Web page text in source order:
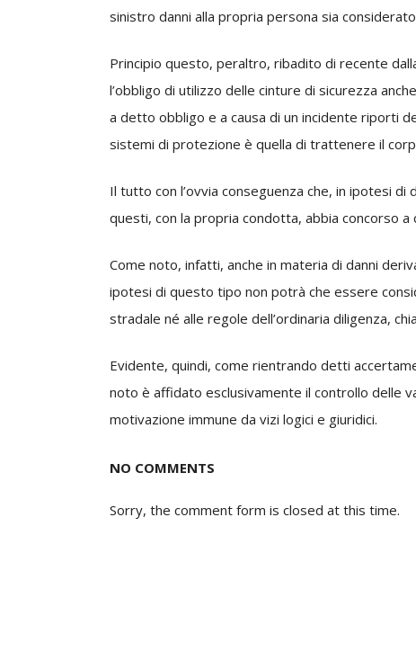
sinistro danni alla propria persona sia
Principio questo, peraltro, ribadito di recente
l’obbligo di utilizzo delle cinture di sicurezza
a detto obbligo e a causa di un incidente riporti
sistemi di protezione è quella di trattenere il
Il tutto con l’ovvia conseguenza che, in ipotesi
questi, con la propria condotta, abbia concorso
Come noto, infatti, anche in materia di danni
ipotesi di questo tipo non potrà che essere
stradale né alle regole dell’ordinaria diligenza,
Evidente, quindi, come rientrando detti
noto è affidato esclusivamente il controllo delle
motivazione immune da vizi logici e giuridici.
NO COMMENTS
Sorry, the comment form is closed at this time.